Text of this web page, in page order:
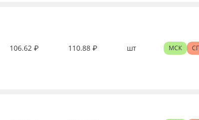
106.62 ₽ 110.88 ₽ шт МСК